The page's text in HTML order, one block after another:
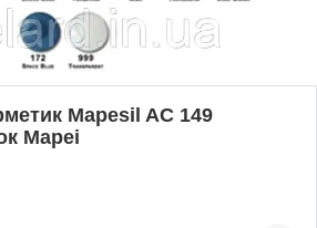
Mapesil AC 149
Mapei